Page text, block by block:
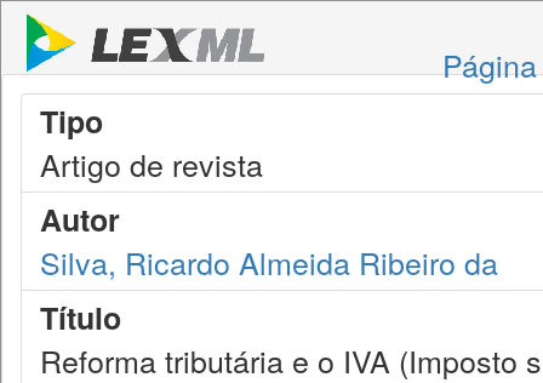
Tipo
Artigo de revista
Autor
Silva, Ricardo Almeida Ribeiro da
Título
Reforma tributária e o IVA (Imposto